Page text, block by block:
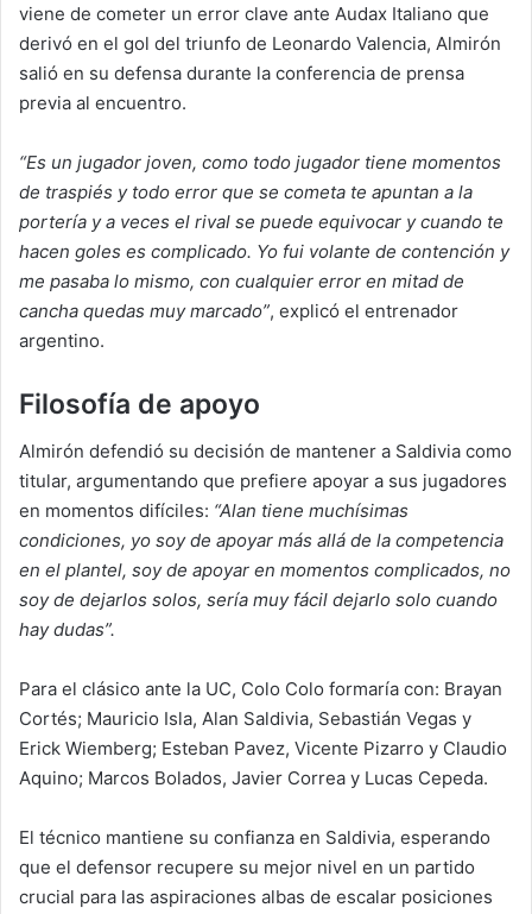
viene de cometer un error clave ante Audax Italiano que
derivó en el gol del triunfo de Leonardo Valencia, Almirón
salió en su defensa durante la conferencia de prensa
previa al encuentro.
“Es un jugador joven, como todo jugador tiene momentos
de traspiés y todo error que se cometa te apuntan a la
portería y a veces el rival se puede equivocar y cuando te
hacen goles es complicado. Yo fui volante de contención y
me pasaba lo mismo, con cualquier error en mitad de
cancha quedas muy marcado”, explicó el entrenador
argentino.
Filosofía de apoyo
Almirón defendió su decisión de mantener a Saldivia como
titular, argumentando que prefiere apoyar a sus jugadores
en momentos difíciles: “Alan tiene muchísimas
condiciones, yo soy de apoyar más allá de la competencia
en el plantel, soy de apoyar en momentos complicados, no
soy de dejarlos solos, sería muy fácil dejarlo solo cuando
hay dudas”.
Para el clásico ante la UC, Colo Colo formaría con: Brayan
Cortés; Mauricio Isla, Alan Saldivia, Sebastián Vegas y
Erick Wiemberg; Esteban Pavez, Vicente Pizarro y Claudio
Aquino; Marcos Bolados, Javier Correa y Lucas Cepeda.
El técnico mantiene su confianza en Saldivia, esperando
que el defensor recupere su mejor nivel en un partido
crucial para las aspiraciones albas de escalar posiciones